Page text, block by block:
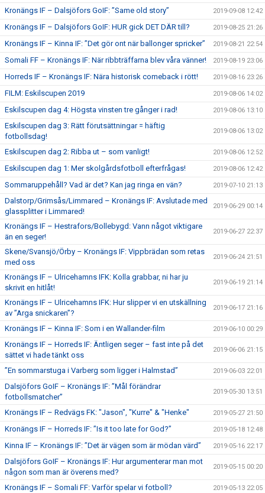
Kronängs IF – Dalsjöfors GoIF: ”Same old story” 2019-09-08 12:42
Kronängs IF – Dalsjöfors GoIF: HUR gick DET DÄR till? 2019-08-25 21:26
Kronängs IF – Kinna IF: ”Det gör ont när ballonger spricker” 2019-08-21 22:54
Somali FF – Kronängs IF: När ribbträffarna blev våra vänner! 2019-08-19 23:06
Horreds IF – Kronängs IF: Nära historisk comeback i rött! 2019-08-16 23:26
FILM: Eskilscupen 2019 2019-08-06 14:02
Eskilscupen dag 4: Högsta vinsten tre gånger i rad! 2019-08-06 13:10
Eskilscupen dag 3: Rätt förutsättningar = häftig
fotbollsdag!
2019-08-06 13:02
Eskilscupen dag 2: Ribba ut – som vanligt! 2019-08-06 12:52
Eskilscupen dag 1: Mer skolgårdsfotboll efterfrågas! 2019-08-06 12:42
Sommaruppehåll? Vad är det? Kan jag ringa en vän? 2019-07-10 21:13
Dalstorp/Grimsås/Limmared – Kronängs IF: Avslutade med
glassplitter i Limmared!
2019-06-29 00:14
Kronängs IF – Hestrafors/Bollebygd: Vann något viktigare
än en seger!
2019-06-27 22:37
Skene/Svansjö/Örby – Kronängs IF: Vippbrädan som retas
med oss
2019-06-24 21:51
Kronängs IF – Ulricehamns IFK: Kolla grabbar, ni har ju
skrivit en hitlåt!
2019-06-19 21:14
Kronängs IF – Ulricehamns IFK: Hur slipper vi en utskällning
av ”Arga snickaren”?
2019-06-17 21:16
Kronängs IF – Kinna IF: Som i en Wallander-film 2019-06-10 00:29
Kronängs IF – Horreds IF: Äntligen seger – fast inte på det
sättet vi hade tänkt oss
2019-06-06 21:15
”En sommarstuga i Varberg som ligger i Halmstad” 2019-06-03 22:01
Dalsjöfors GoIF – Kronängs IF: ”Mål förändrar
fotbollsmatcher”
2019-05-30 13:51
Kronängs IF – Redvägs FK: "Jason", "Kurre" & "Henke" 2019-05-27 21:50
Kronängs IF – Horreds IF: ”Is it too late for God?” 2019-05-18 12:48
Kinna IF – Kronängs IF: ”Det är vägen som är mödan värd” 2019-05-16 22:17
Dalsjöfors GoIF – Kronängs IF: Hur argumenterar man mot
någon som man är överens med?
2019-05-15 00:20
Kronängs IF – Somali FF: Varför spelar vi fotboll? 2019-05-13 22:05